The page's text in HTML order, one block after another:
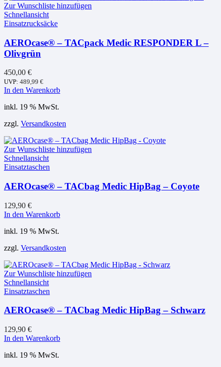
Zur Wunschliste hinzufügen
Schnellansicht
Einsatzrucksäcke
AEROcase® – TACpack Medic RESPONDER L –
Olivgrün
450,00 €
UVP: 489,99 €
In den Warenkorb
inkl. 19 % MwSt.
zzgl. Versandkosten
Zur Wunschliste hinzufügen
Schnellansicht
Einsatztaschen
AEROcase® – TACbag Medic HipBag – Coyote
129,90 €
In den Warenkorb
inkl. 19 % MwSt.
zzgl. Versandkosten
Zur Wunschliste hinzufügen
Schnellansicht
Einsatztaschen
AEROcase® – TACbag Medic HipBag – Schwarz
129,90 €
In den Warenkorb
inkl. 19 % MwSt.